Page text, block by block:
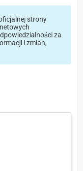
strony
za
i zmian,